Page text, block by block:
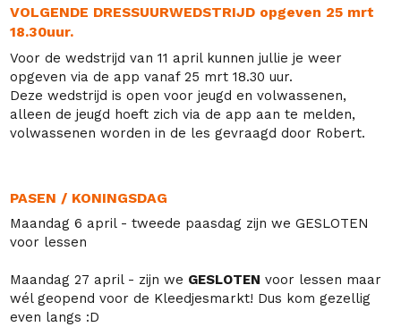
VOLGENDE DRESSUURWEDSTRIJD opgeven 25 mrt
18.30uur.
Voor de wedstrijd van 11 april kunnen jullie je weer
opgeven via de app vanaf 25 mrt 18.30 uur.
Deze wedstrijd is open voor jeugd en volwassenen,
alleen de jeugd hoeft zich via de app aan te melden,
volwassenen worden in de les gevraagd door Robert.
PASEN / KONINGSDAG
Maandag 6 april - tweede paasdag zijn we GESLOTEN
voor lessen
Maandag 27 april - zijn we GESLOTEN voor lessen maar
wél geopend voor de Kleedjesmarkt! Dus kom gezellig
even langs :D